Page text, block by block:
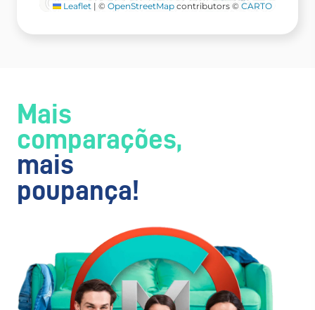
Leaflet | © OpenStreetMap contributors © CARTO
Mais
comparações,
mais
poupança!